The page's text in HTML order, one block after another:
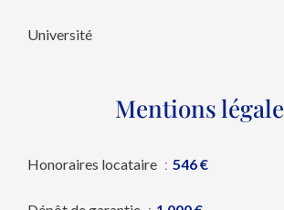
Université
Mentions
Honoraires locataire 546 €